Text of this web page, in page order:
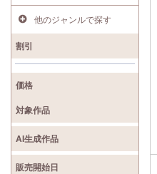
他のジャンルで探す
割引
価格
対象作品
AI生成作品
販売開始日